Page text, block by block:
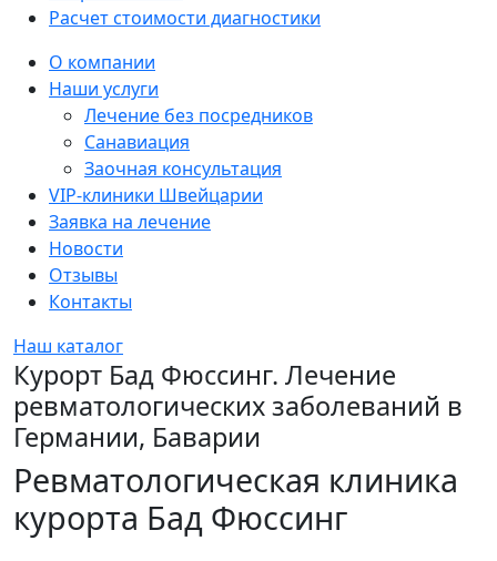
Расчет стоимости диагностики
Sidebar
О компании
Наши услуги
Лечение без посредников
Санавиация
Заочная консультация
VIP-клиники Швейцарии
Заявка на лечение
Новости
Отзывы
Контакты
Наш каталог
Курорт Бад Фюссинг. Лечение
ревматологических заболеваний в
Германии, Баварии
Ревматологическая клиника
курорта Бад Фюссинг